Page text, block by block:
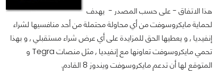
هذا الاتفاق - على حسب المصدر - يهدف
لحماية مايكروسوفت من أي محاولة محتملة من أحد منافسيها لشراء
إنفيديا , و يعطيها الحق للمزايدة على أي عرض شراء مستقبلي , و بهذا
تحمي مايكروسوفت تعاونها مع إنفيديا , مثل منصات Tegra و
المتوقع لها أن تدعم مايكروسوفت ويندوز 8 القادم.